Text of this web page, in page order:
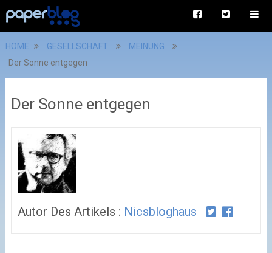
HOME GESELLSCHAFT
MEINUNG
Der Sonne entgegen
Der Sonne entgegen
Autor Des Artikels : Nicsbloghaus